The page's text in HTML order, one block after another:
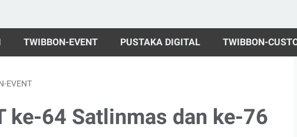
TWIBBON-EVENT PUSTAKA DIGITAL TWIBBON-
EVENT
ke-64 Satlinmas dan ke-76